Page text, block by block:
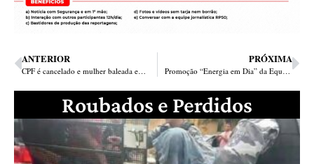
ANTERIOR
CPF é cancelado e mulher baleada em assalto em frente a banco na zona Sul
PRÓXIMA
Promoção “Energia em Dia” da Equatorial Piauí volta a sortear prêmios mensais e um caminhão de prêmios no final
Roubados e Perdidos